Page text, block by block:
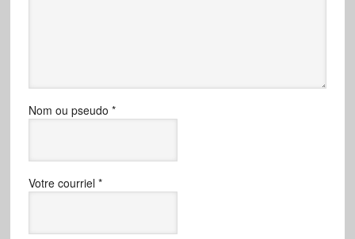
Nom ou pseudo *
Votre courriel *